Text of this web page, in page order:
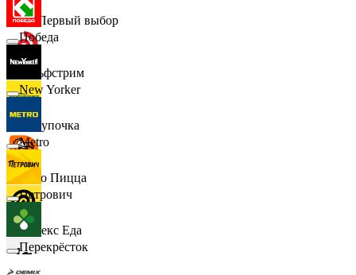
B1 Первый выбор
Гольфстрим
Покупочка
Додо Пицца
Яндекс Еда
Победа
New Yorker
Metro
Петрович
Перекрёсток